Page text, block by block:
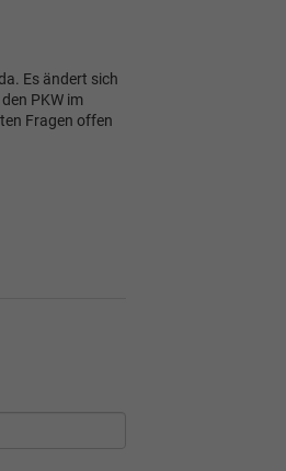
Es ändert sich
PKW im
Fragen offen